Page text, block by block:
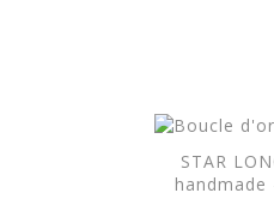
STAR